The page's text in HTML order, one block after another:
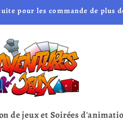
pour les commande de plus
de jeux et Soirées